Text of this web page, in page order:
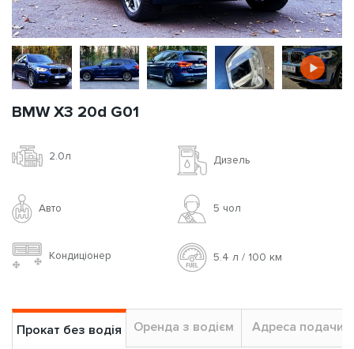
BMW X3 20d G01
2.0л Дизель
Авто 5 чoл
Кондиціонер 5.4 л / 100 км
Прокат без водія Оренда з водієм Адреса подачи